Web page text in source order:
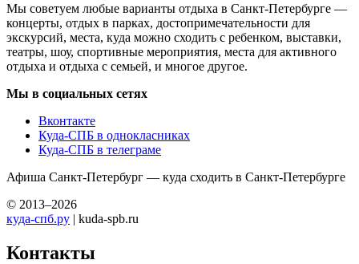
Мы советуем любые варианты отдыха в Санкт-Петербурге —
концерты, отдых в парках, достопримечательности для
экскурсий, места, куда можно сходить с ребенком, выставки,
театры, шоу, спортивные мероприятия, места для активного
отдыха и отдыха с семьей, и многое другое.
Мы в социальных сетях
Вконтакте
Куда-СПБ в однокласниках
Куда-СПБ в телеграме
Афиша Санкт-Петербург — куда сходить в Санкт-Петербурге
© 2013–2026
куда-спб.ру | kuda-spb.ru
Контакты